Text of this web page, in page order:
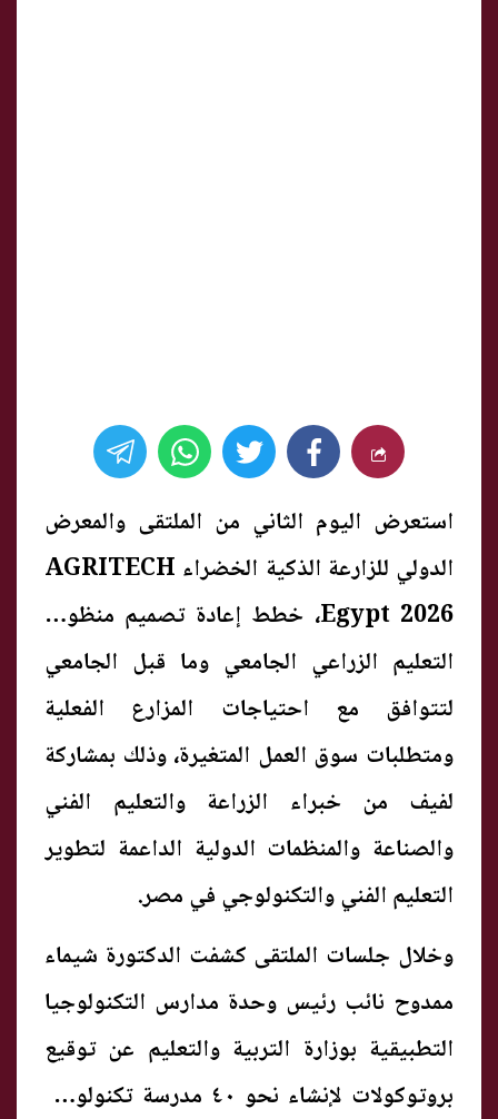
استعرض اليوم الثاني من الملتقى والمعرض
الدولي للزارعة الذكية الخضراء AGRITECH
Egypt 2026، خطط إعادة تصميم منظومة
التعليم الزراعي الجامعي وما قبل الجامعي
لتتوافق مع احتياجات المزارع الفعلية
ومتطلبات سوق العمل المتغيرة، وذلك بمشاركة
لفيف من خبراء الزراعة والتعليم الفني
والصناعة والمنظمات الدولية الداعمة لتطوير
التعليم الفني والتكنولوجي في مصر.
وخلال جلسات الملتقى كشفت الدكتورة شيماء
ممدوح نائب رئيس وحدة مدارس التكنولوجيا
التطبيقية بوزارة التربية والتعليم عن توقيع
بروتوكولات لإنشاء نحو ٤٠ مدرسة تكنولوجيا